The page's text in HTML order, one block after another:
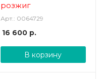
розжиг
Арт.: 0064729
16 600р.
В корзину